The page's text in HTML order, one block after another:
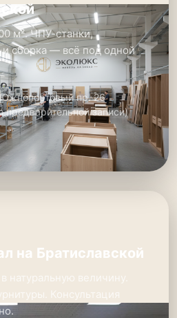
м². ЧПУ-станки,
и сборка — всё под одной
пр. 26
предварительной записи)
на Братиславской
натуральную величину.
Консультация